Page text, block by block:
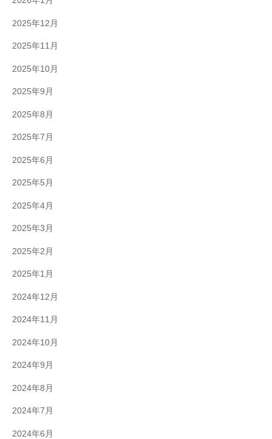
2025年12月
2025年11月
2025年10月
2025年9月
2025年8月
2025年7月
2025年6月
2025年5月
2025年4月
2025年3月
2025年2月
2025年1月
2024年12月
2024年11月
2024年10月
2024年9月
2024年8月
2024年7月
2024年6月